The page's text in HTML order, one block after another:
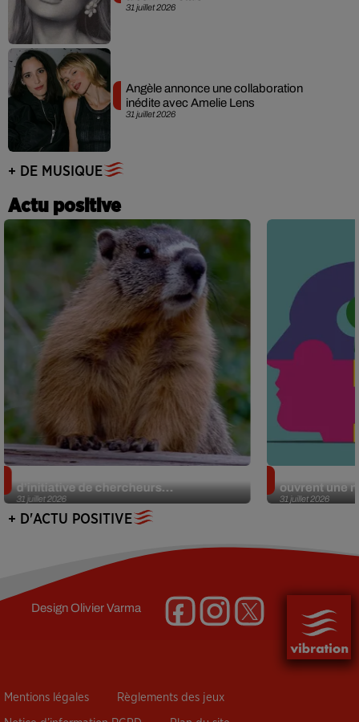
31 juillet 2026
31 juillet 2026
Angèle annonce une collaboration
inédite avec Amelie Lens
+ DE MUSIQUE
Actu positive
31 juillet 2026
d’initiative de chercheurs...
31 juillet 2026
ouvrent une
+ D'ACTU POSITIVE
DesignOlivier Varma
Mentions légales Règlements des jeux